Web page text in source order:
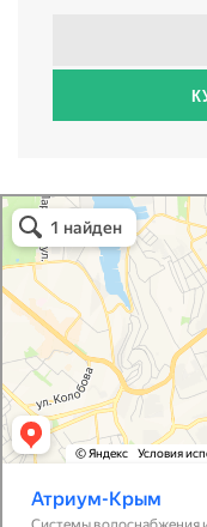
Атриум-Крым
Системы водоснабжения,
Снабжение строительных